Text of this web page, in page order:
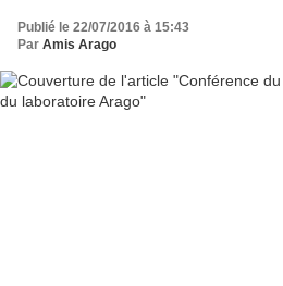
Publié le 22/07/2016 à 15:43
Par Amis Arago